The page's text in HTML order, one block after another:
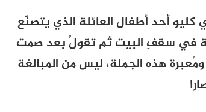
كليو أحد أطفال العائلة الذي يتصنّع
في سقفِ البيت ثم تقولُ بعد صمت
هذه الجملة، ليس من المبالغة